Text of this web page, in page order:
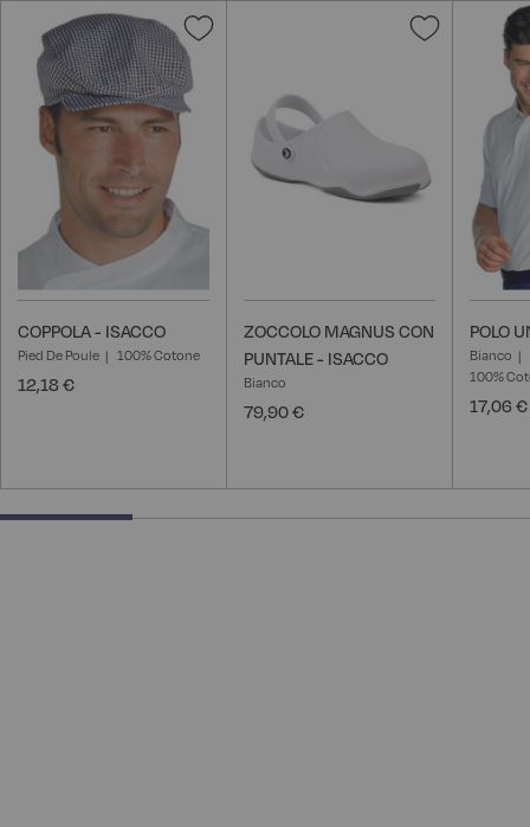
Aggiungi
desideri
COPPOLA - ISACCO
Pied De Poule 100% Cotone
12,18 €
Aggiungi
desideri
ZOCCOLO MAGNUS CON
PUNTALE - ISACCO
Bianco
79,90 €
POLO
Bianco
100%
17,06 €
25% completed